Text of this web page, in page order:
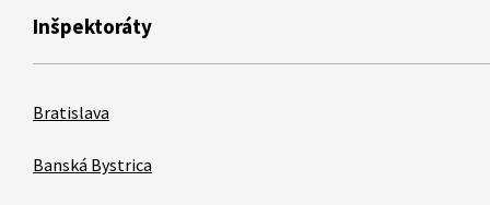
Inšpektoráty
Bratislava
Banská Bystrica